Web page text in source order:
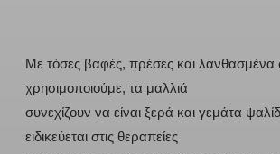
Με τόσες βαφές, πρέσες και
χρησιμοποιούμε, τα μαλλιά
συνεχίζουν να είναι ξερά και γεμάτα
ειδικεύεται στις θεραπείες